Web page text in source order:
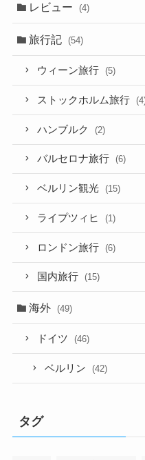
レビュー (4)
旅行記 (54)
ウィーン旅行 (5)
ストックホルム旅行
ハンブルク (2)
バルセロナ旅行 (6)
ベルリン観光 (15)
ライプツィヒ (1)
ロンドン旅行 (6)
国内旅行 (15)
海外 (49)
ドイツ (46)
ベルリン (42)
タグ